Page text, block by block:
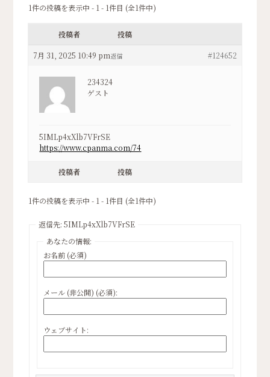
1件の投稿を表示中 - 1 - 1件目 (全1件中)
投稿者 投稿
7月 31, 2025 10:49 pm #124652
返信
234324
ゲスト
5IMLp4xXlb7VFrSE
https://www.cpanma.com/74
投稿者 投稿
1件の投稿を表示中 - 1 - 1件目 (全1件中)
返信先: 5IMLp4xXlb7VFrSE
あなたの情報:
お名前 (必須)
メール (非公開) (必須):
ウェブサイト: